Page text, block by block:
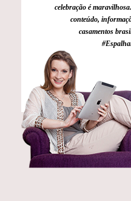
celebração é
conteúdo,
casamentos